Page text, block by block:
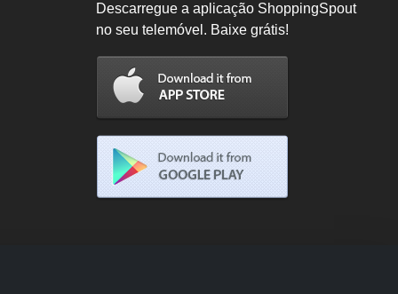
Descarregue a aplicação ShoppingSpout
no seu telemóvel. Baixe grátis!